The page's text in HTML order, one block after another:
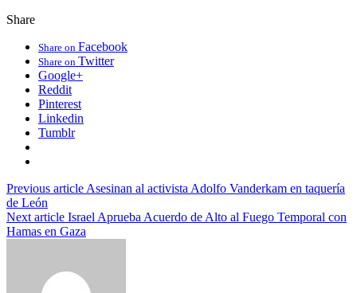
Share
Share on Facebook
Share on Twitter
Google+
Reddit
Pinterest
Linkedin
Tumblr
Previous article Asesinan al activista Adolfo Vanderkam en taquería
de León
Next article Israel Aprueba Acuerdo de Alto al Fuego Temporal con
Hamas en Gaza